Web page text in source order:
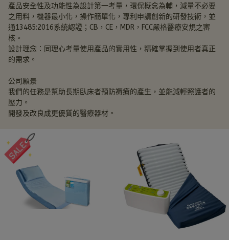
產品安全性及功能性為設計第一考量，環保概念為輔，減量不必要
之用料，機器最小化，操作簡單化，專利申請創新的研發技術，並
通13485:2016系統認證；CB，CE，MDR，FCC嚴格醫療安規之審
核。
設計理念：同理心考量使用產品的實用性，精確掌握到使用者真正
的需求。
公司願景
我們的任務是幫助長期臥床者預防褥瘡的產生，並能減輕照護者的
壓力。
開發及改良成更優質的醫療器材。